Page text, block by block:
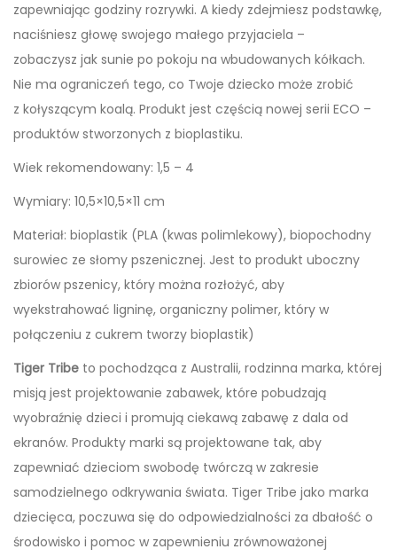
zapewniając godziny rozrywki. A kiedy zdejmiesz podstawkę,
naciśniesz głowę swojego małego przyjaciela –
zobaczysz jak sunie po pokoju na wbudowanych kółkach.
Nie ma ograniczeń tego, co Twoje dziecko może zrobić
z kołyszącym koalą. Produkt jest częścią nowej serii ECO –
produktów stworzonych z bioplastiku.
Wiek rekomendowany: 1,5 – 4
Wymiary: 10,5×10,5×11 cm
Materiał: bioplastik (PLA (kwas polimlekowy), biopochodny
surowiec ze słomy pszenicznej. Jest to produkt uboczny
zbiorów pszenicy, który można rozłożyć, aby
wyekstrahować ligninę, organiczny polimer, który w
połączeniu z cukrem tworzy bioplastik)
Tiger Tribe to pochodząca z Australii, rodzinna marka, której
misją jest projektowanie zabawek, które pobudzają
wyobraźnię dzieci i promują ciekawą zabawę z dala od
ekranów. Produkty marki są projektowane tak, aby
zapewniać dzieciom swobodę twórczą w zakresie
samodzielnego odkrywania świata. Tiger Tribe jako marka
dziecięca, poczuwa się do odpowiedzialności za dbałość o
środowisko i pomoc w zapewnieniu zrównoważonej